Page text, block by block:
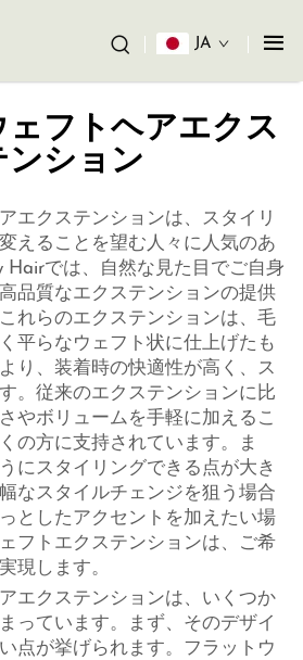
JA
ェフトヘアエクス
ンション
エクステンションは、スタイリ
えることを望む人々に人気のあ
Hairでは、自然な見た目でご自身
品質なエクステンションの提供
れらのエクステンションは、毛
平らなウェフト状に仕上げたも
り、装着時の快適性が高く、ス
。従来のエクステンションに比
やボリュームを手軽に加えるこ
の方に支持されています。ま
にスタイリングできる点が大き
なスタイルチェンジを狙う場合
としたアクセントを加えたい場
フトエクステンションは、ご希
現します。
エクステンションは、いくつか
っています。まず、そのデザイ
点が挙げられます。フラットウ